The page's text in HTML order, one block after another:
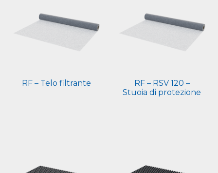
RF – Telo filtrante
RF – RSV 120 –
Stuoia di protezione